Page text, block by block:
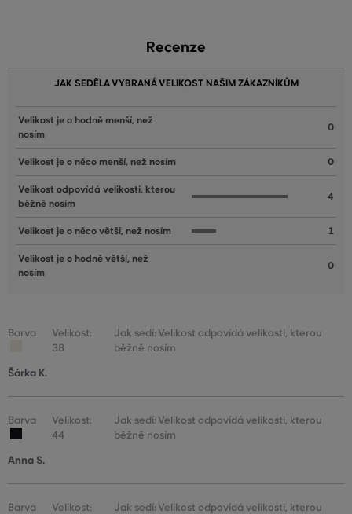
Recenze
JAK SEDĚLA VYBRANÁ VELIKOST NAŠIM ZÁKAZNÍKŮM
Velikost je o hodně menší, než
nosím
0
Velikost je o něco menší, než nosím 0
Velikost odpovídá velikosti, kterou
běžně nosím
4
Velikost je o něco větší, než nosím 1
Velikost je o hodně větší, než
nosím
0
Barva
Velikost:
38
Jak sedí: Velikost odpovídá velikosti, kterou
běžně nosím
Šárka K.
Barva
Velikost:
44
Jak sedí: Velikost odpovídá velikosti, kterou
běžně nosím
Anna S.
Barva Velikost: Jak sedí: Velikost odpovídá velikosti, kterou